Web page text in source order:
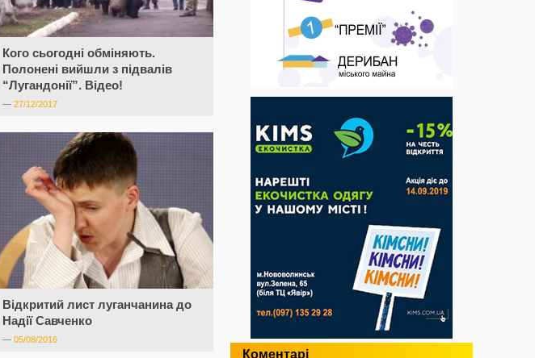
Кого сьогодні обміняють.
Полонені вийшли з підвалів
“Лугандонії”. Відео!
— 27/12/2017
Відкритий лист луганчанина до
Надії Савченко
— 05/08/2016
Коментарі